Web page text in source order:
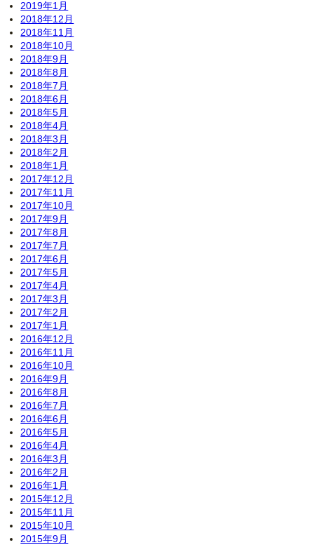
2019年1月
2018年12月
2018年11月
2018年10月
2018年9月
2018年8月
2018年7月
2018年6月
2018年5月
2018年4月
2018年3月
2018年2月
2018年1月
2017年12月
2017年11月
2017年10月
2017年9月
2017年8月
2017年7月
2017年6月
2017年5月
2017年4月
2017年3月
2017年2月
2017年1月
2016年12月
2016年11月
2016年10月
2016年9月
2016年8月
2016年7月
2016年6月
2016年5月
2016年4月
2016年3月
2016年2月
2016年1月
2015年12月
2015年11月
2015年10月
2015年9月